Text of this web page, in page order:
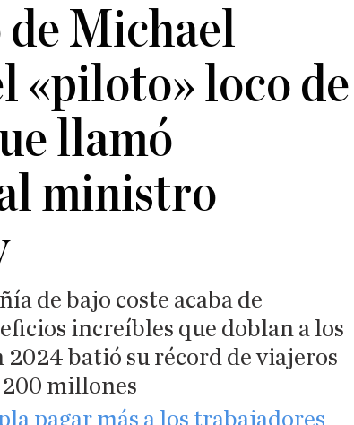
Michael
«piloto» loco de
llamó
ministro
de bajo coste acaba de
increíbles que doblan a los
batió su récord de viajeros
millones
pagar más a los trabajadores